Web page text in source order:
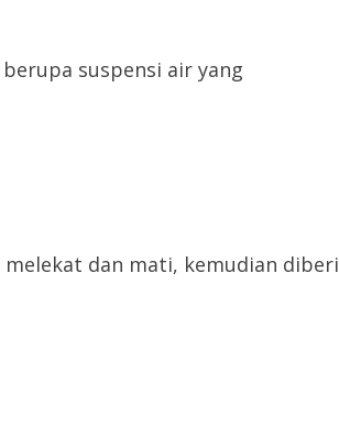
suspensi air yang
dan mati, kemudian diberi